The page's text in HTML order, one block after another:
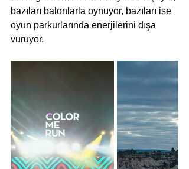
bazıları balonlarla oynuyor, bazıları ise
oyun parkurlarında enerjilerini dışa
vuruyor.